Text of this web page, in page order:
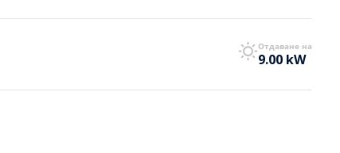
Отдаване на
9.00 kW